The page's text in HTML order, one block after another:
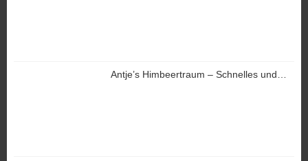
Antje’s Himbeertraum – Schnelles und…